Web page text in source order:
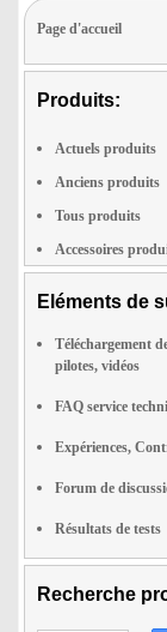
Page d'accueil
Produits:
Actuels produits
Anciens produits
Tous produits
Accessoires
Eléments de
Téléchargement
pilotes, vidéos
FAQ service
Expériences,
Forum de
Résultats de tests
Recherche